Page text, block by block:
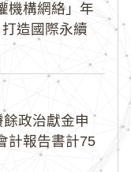
機構網絡」年
造國際永續
政治獻金申
計報告書計75